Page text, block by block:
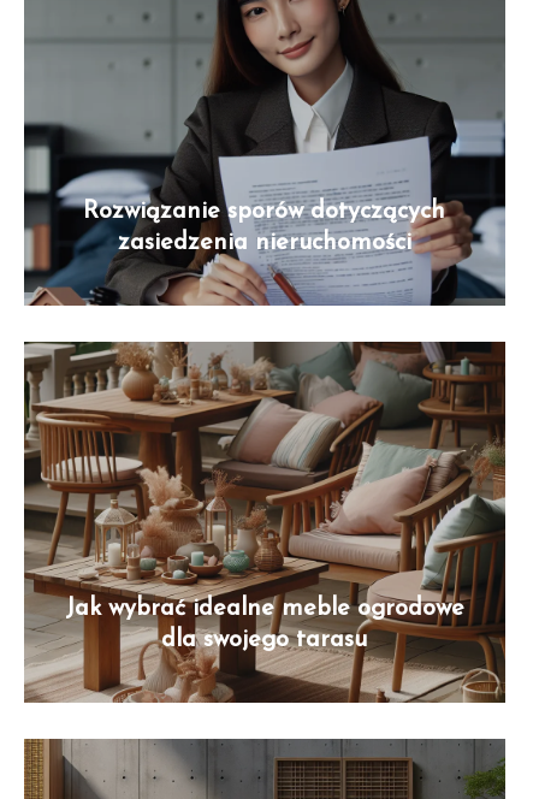
Rozwiązanie sporów dotyczących
zasiedzenia nieruchomości
Jak wybrać idealne meble ogrodowe
dla swojego tarasu